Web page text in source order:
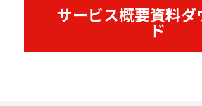
サービス概要資料ダ
ド